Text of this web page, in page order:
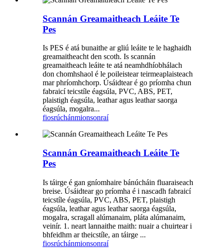
Scannán Greamaitheach Leáite Te
Pes
Is PES é atá bunaithe ar gliú leáite te le haghaidh
greamaitheacht den scoth. Is scannán
greamaitheach leáite te atá neamhdhíobhálach
don chomhshaol é le poileistear teirmeaplaisteach
mar phríomhchorp. Úsáidtear é go príomha chun
fabraicí teicstíle éagsúla, PVC, ABS, PET,
plaistigh éagsúla, leathar agus leathar saorga
éagsúla, mogalra...
fiosrúchánmionsonraí
Scannán Greamaitheach Leáite Te
Pes
Is táirge é gan gníomhaire bánúcháin fluaraiseach
breise. Úsáidtear go príomha é i nascadh fabraicí
teicstíle éagsúla, PVC, ABS, PET, plaistigh
éagsúla, leathar agus leathar saorga éagsúla,
mogalra, scragall alúmanaim, pláta alúmanaim,
veinír. 1. neart lannaithe maith: nuair a chuirtear i
bhfeidhm ar theicstíle, an táirge ...
fiosrúchánmionsonraí